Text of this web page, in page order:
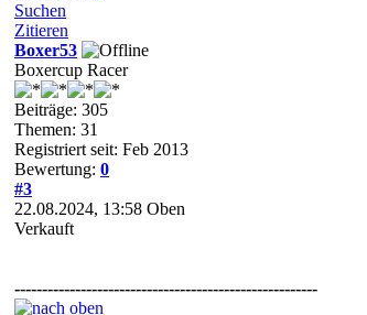
Suchen
Zitieren
Boxer53
Boxercup Racer
Beiträge: 305
Themen: 31
Registriert seit: Feb 2013
Bewertung: 0
#3
22.08.2024, 13:58 Oben
Verkauft
-------------------------------------------------------